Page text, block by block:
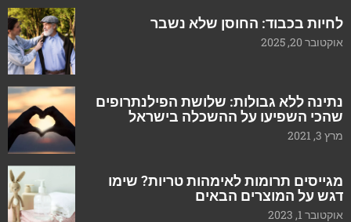
לחיות בכבוד: החוסן שלא נשבר
אוקטובר 20, 2025
נתינה ללא גבולות: שלושת הפילנתרופים
שהכי השפיעו על ההשכלה בישראל
מרץ 3, 2021
מגייסים תרומות לאימהות טריות? שימו
דגש על המוצרים הבאים
אוקטובר 1, 2023